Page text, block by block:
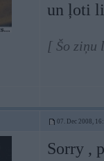
un ļoti
[ Šo ziņu
07. Dec 2008,
Sorry ,